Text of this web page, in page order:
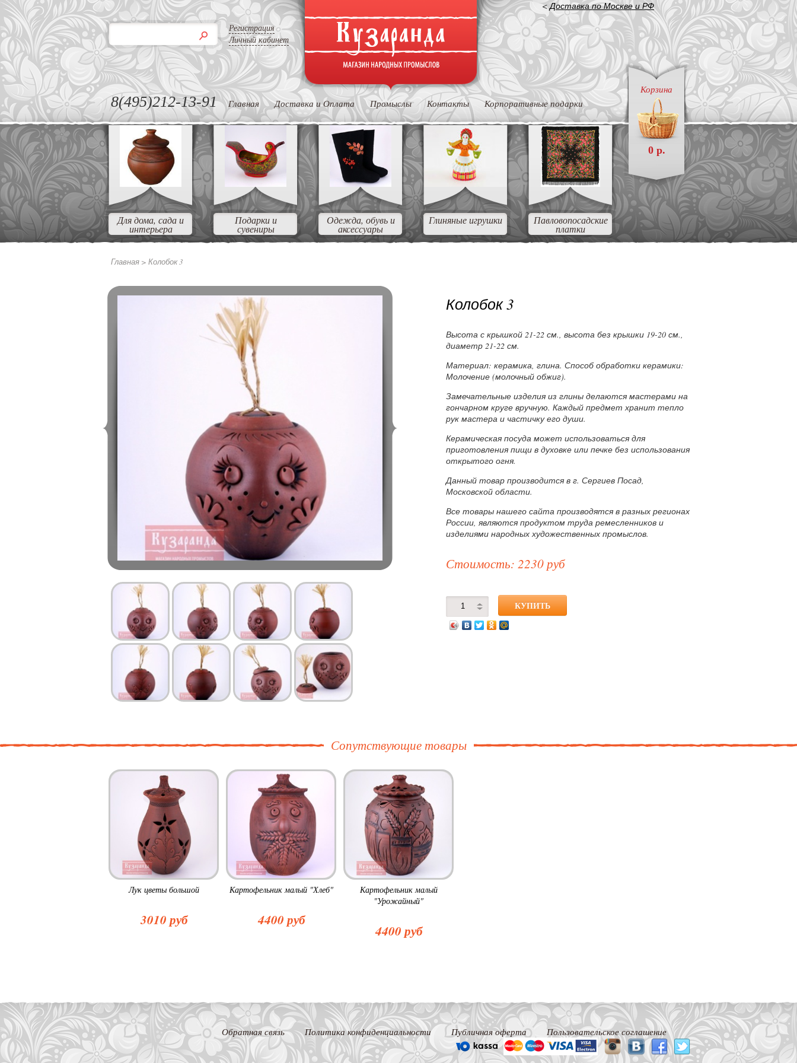
Регистрация
Личный кабинет
<Доставка по Москве и РФ
Корзина
0 р.
8(495)212-13-91 Главная Доставка и Оплата Промыслы Контакты Корпоративные подарки
Для дома, сада и
интерьера
Подарки и
сувениры
Одежда, обувь и
аксессуары
Глиняные игрушки Павловопосадские
платки
Главная > Колобок 3
Колобок 3
Высота с крышкой 21-22 см., высота без крышки 19-20 см.,
диаметр 21-22 см.
Материал: керамика, глина. Способ обработки керамики:
Молочение (молочный обжиг).
Замечательные изделия из глины делаются мастерами на
гончарном круге вручную. Каждый предмет хранит тепло
рук мастера и частичку его души.
Керамическая посуда может использоваться для
приготовления пищи в духовке или печке без использования
открытого огня.
Данный товар производится в г. Сергиев Посад,
Московской области.
Все товары нашего сайта производятся в разных регионах
России, являются продуктом труда ремесленников и
изделиями народных художественных промыслов.
Стоимость: 2230 руб
Сопутствующие товары
Лук цветы большой
3010 руб
Картофельник малый "Хлеб"
4400 руб
Картофельник малый
"Урожайный"
4400 руб
Обратная связь Политика конфиденциальности Публичная оферта Пользовательское соглашение